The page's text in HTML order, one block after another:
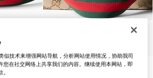
技术来增强网站导航，分析网站使用情况，协助我司
您在社交网络上共享我们的内容。继续使用本网站，即